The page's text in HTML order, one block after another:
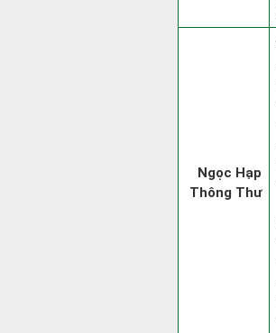
Ngọc Hạp
Thông Thư